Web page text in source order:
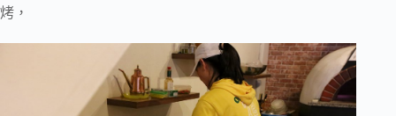
烤，